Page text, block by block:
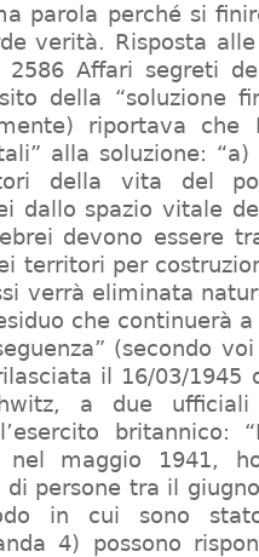
parola perché si
verità. Risposta
Affari segreti
della “soluzione
riportava che
alla soluzione:
della vita del
dallo spazio vitale
devono essere
territori per
verrà eliminata
che continuerà
(secondo
il 16/03/1945
a due
britannico:
maggio 1941,
di persone tra il
in cui sono
4) possono